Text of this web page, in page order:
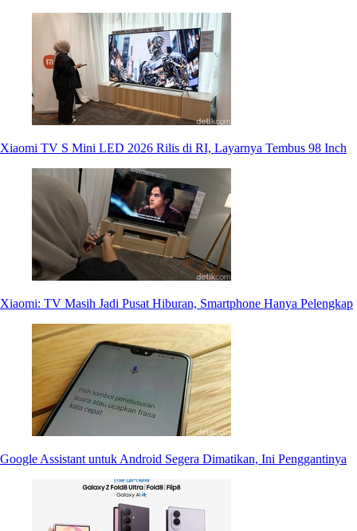
Xiaomi TV S Mini LED 2026 Rilis di RI, Layarnya Tembus 98 Inch
Xiaomi: TV Masih Jadi Pusat Hiburan, Smartphone Hanya Pelengkap
Google Assistant untuk Android Segera Dimatikan, Ini Penggantinya